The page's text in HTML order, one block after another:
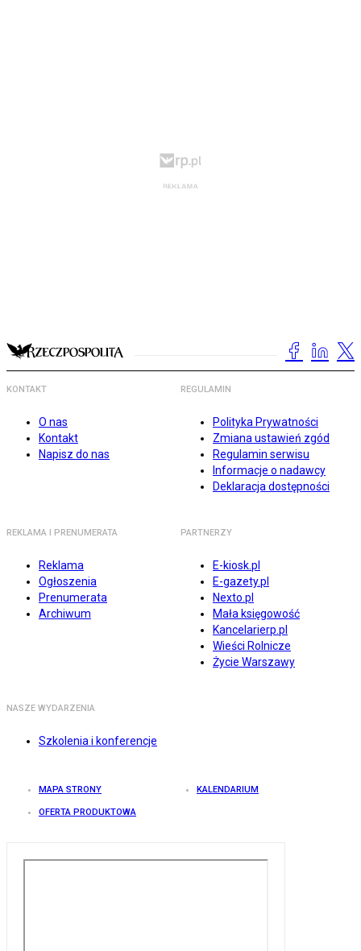
KONTAKT
O nas
Kontakt
Napisz do nas
REGULAMIN
Polityka Prywatności
Zmiana ustawień zgód
Regulamin serwisu
Informacje o nadawcy
Deklaracja dostępności
REKLAMA I PRENUMERATA
Reklama
Ogłoszenia
Prenumerata
Archiwum
PARTNERZY
E-kiosk.pl
E-gazety.pl
Nexto.pl
Mała księgowość
Kancelarierp.pl
Wieści Rolnicze
Życie Warszawy
NASZE WYDARZENIA
Szkolenia i konferencje
MAPA STRONY KALENDARIUM
OFERTA PRODUKTOWA